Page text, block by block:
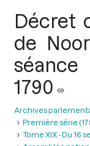
Décret
de
1790
Archives
Première série
Tome XIX - Du 16